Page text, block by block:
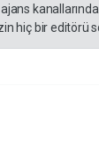
hiç bir editörü